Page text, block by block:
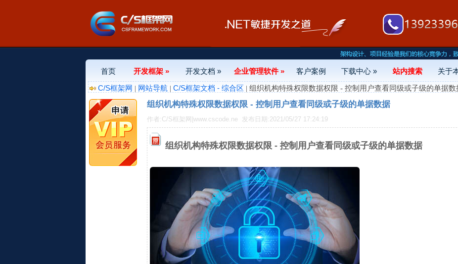
首页 开发框架 » 开发文档 » 企业管理软件 » 客户案例 下载中心 » 站内搜索 关于
C/S框架网 | 网站导航 | C/S框架文档 - 综合区 | 组织机构特殊权限数据权限 - 控制用户查看同级或子级的单据数
组织机构特殊权限数据权限 - 控制用户查看同级或子级的单据数据
作者:C/S框架网|www.cscode.ne 发布日期:2021/05/27 17:24:19
组织机构特殊权限数据权限 - 控制用户查看同级或子级的单据数据